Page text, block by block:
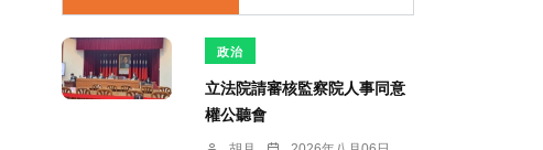
政治
立法院請審核監察院人事同意
權公聽會